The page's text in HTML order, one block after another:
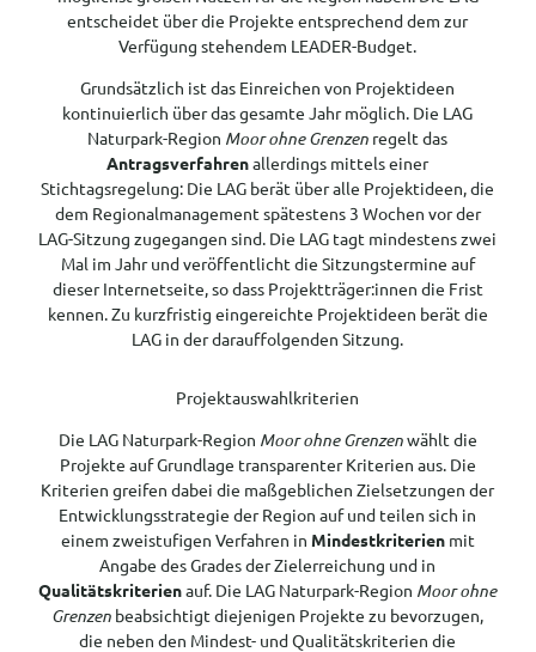
entscheidet über die Projekte entsprechend dem zur
Verfügung stehendem LEADER-Budget.
Grundsätzlich ist das Einreichen von Projektideen
kontinuierlich über das gesamte Jahr möglich. Die LAG
Naturpark-Region Moor ohne Grenzen regelt das
Antragsverfahrenallerdings mittels einer
Stichtagsregelung: Die LAG berät über alle Projektideen, die
dem Regionalmanagement spätestens 3 Wochen vor der
LAG-Sitzung zugegangen sind. Die LAG tagt mindestens zwei
Mal im Jahr und veröffentlicht die Sitzungstermine auf
dieser Internetseite, so dass Projektträger:innen die Frist
kennen. Zu kurzfristig eingereichte Projektideen berät die
LAG in der darauffolgenden Sitzung.
Projektauswahlkriterien
Die LAG Naturpark-Region Moor ohne Grenzenwählt die
Projekte auf Grundlage transparenter Kriterien aus. Die
Kriterien greifen dabei die maßgeblichen Zielsetzungen der
Entwicklungsstrategie der Region auf und teilen sich in
einem zweistufigen Verfahren in Mindestkriterien mit
Angabe des Grades der Zielerreichung und in
Qualitätskriterienauf. Die LAG Naturpark-Region Moor ohne
Grenzen beabsichtigt diejenigen Projekte zu bevorzugen,
die neben den Mindest- und Qualitätskriterien die